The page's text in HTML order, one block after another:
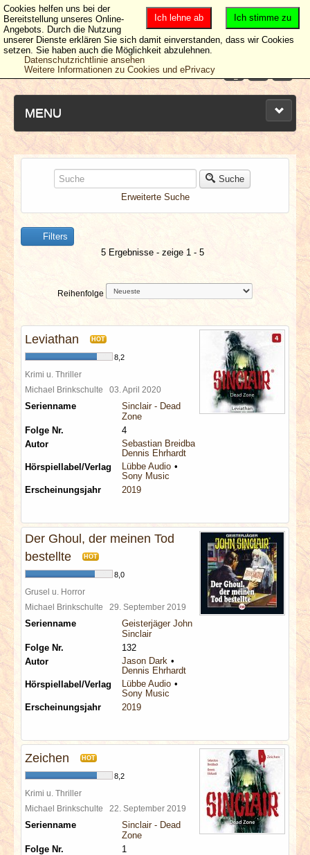
MENU
NEUESTE ARTIKEL
NEWS & DATES
BERICHTE
VERLOSUNGEN
SPECIALS
REDAKTION
LINKS
ARCHIV
Suche
Erweiterte Suche
Filters
5 Ergebnisse - zeige 1 - 5
Reihenfolge
Leviathan HOT
8,2
Krimi u. Thriller
Michael Brinkschulte 03. April 2020
Serienname
Sinclair - Dead
Zone
Folge Nr.
4
Autor
Sebastian Breidbach
Dennis Ehrhardt
Hörspiellabel/Verlag
Lübbe Audio
Sony Music
Erscheinungsjahr
2019
Der Ghoul, der meinen Tod
bestellte
HOT
8,0
Grusel u. Horror
Michael Brinkschulte 29. September 2019
Serienname
Geisterjäger John
Sinclair
Folge Nr.
132
Autor
Jason Dark
Dennis Ehrhardt
Hörspiellabel/Verlag
Lübbe Audio
Sony Music
Erscheinungsjahr
2019
Zeichen HOT
8,2
Krimi u. Thriller
Michael Brinkschulte 22. September 2019
Serienname
Sinclair - Dead
Zone
Folge Nr.
1
Ich stimme zu
Ich lehne ab
Cookies helfen uns bei der
Bereitstellung unseres Online-
Angebots. Durch die Nutzung
unserer Dienste erklären Sie sich damit einverstanden, dass wir Cookies
setzen. Sie haben auch die Möglichkeit abzulehnen.
Datenschutzrichtlinie ansehen
Weitere Informationen zu Cookies und ePrivacy